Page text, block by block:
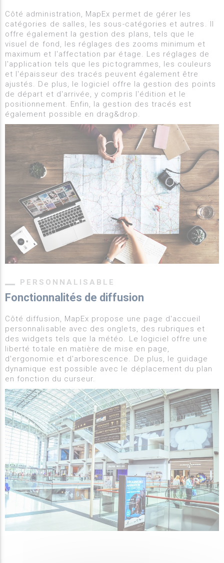
Côté administration, MapEx permet de gérer les
catégories de salles, les sous-catégories et autres. Il
offre également la gestion des plans, tels que le
visuel de fond, les réglages des zooms minimum et
maximum et l'affectation par étage. Les réglages de
l'application tels que les pictogrammes, les couleurs
et l'épaisseur des tracés peuvent également être
ajustés. De plus, le logiciel offre la gestion des points
de départ et d'arrivée, y compris l'édition et le
positionnement. Enfin, la gestion des tracés est
également possible en drag&drop.
PERSONNALISABLE
Fonctionnalités de diffusion
Côté diffusion, MapEx propose une page d'accueil
personnalisable avec des onglets, des rubriques et
des widgets tels que la météo. Le logiciel offre une
liberté totale en matière de mise en page,
d'ergonomie et d'arborescence. De plus, le guidage
dynamique est possible avec le déplacement du plan
en fonction du curseur.